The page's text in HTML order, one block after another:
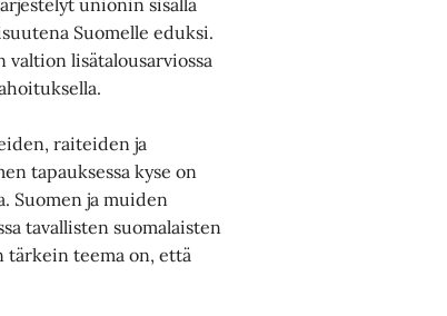
unionin sisällä
Suomelle eduksi.
lisätalousarviossa
raiteiden ja
tapauksessa kyse on
Suomen ja muiden
tavallisten suomalaisten
tärkein teema on, että